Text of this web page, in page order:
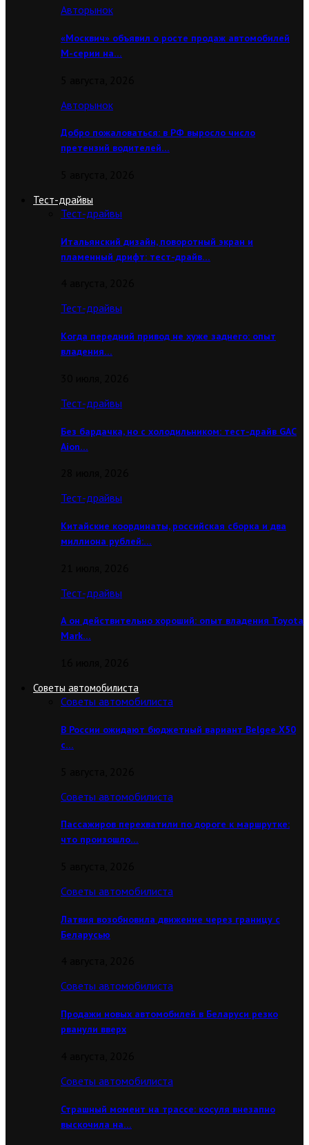
Авторынок
«Москвич» объявил о росте продаж автомобилей
М-серии на…
Авторынок
Добро пожаловаться: в РФ выросло число
претензий водителей…
Тест-драйвы
Тест-драйвы
Итальянский дизайн, поворотный экран и
пламенный дрифт: тест-драйв…
Тест-драйвы
Когда передний привод не хуже заднего: опыт
владения…
Тест-драйвы
Без бардачка, но с холодильником: тест-драйв GAC
Aion…
Тест-драйвы
Китайские координаты, российская сборка и два
миллиона рублей:…
Тест-драйвы
А он действительно хороший: опыт владения Toyota
Mark…
Советы автомобилиста
Советы автомобилиста
В России ожидают бюджетный вариант Belgee X50
с…
Советы автомобилиста
Пассажиров перехватили по дороге к маршрутке:
что произошло…
Советы автомобилиста
Латвия возобновила движение через границу с
Беларусью
Советы автомобилиста
Продажи новых автомобилей в Беларуси резко
рванули вверх
Советы автомобилиста
Страшный момент на трассе: косуля внезапно
выскочила на…